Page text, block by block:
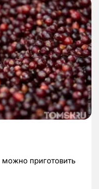
приготовить